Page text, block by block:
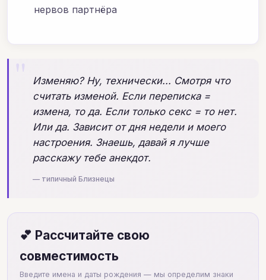
нервов партнёра
"
Изменяю? Ну, технически... Смотря что
считать изменой. Если переписка =
измена, то да. Если только секс = то нет.
Или да. Зависит от дня недели и моего
настроения. Знаешь, давай я лучше
расскажу тебе анекдот.
— типичный Близнецы
💕 Рассчитайте свою
совместимость
Введите имена и даты рождения — мы определим знаки